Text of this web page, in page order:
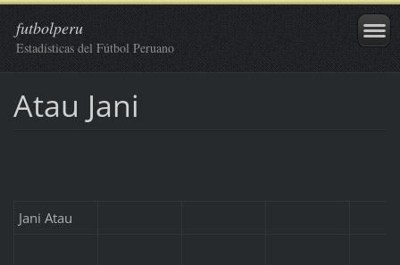
futbolperu
Estadísticas del Fútbol Peruano
Atau Jani
Jani Atau